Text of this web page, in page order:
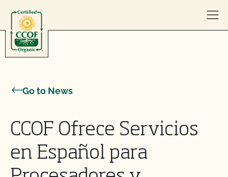
Go to News
CCOF Ofrece Servicios
en Español para